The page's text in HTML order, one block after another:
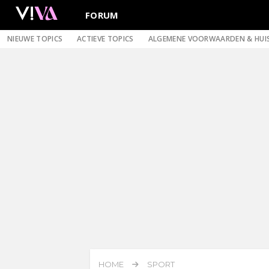
FORUM
NIEUWE TOPICS ACTIEVE TOPICS ALGEMENE VOORWAARDEN &
HOME SPORT